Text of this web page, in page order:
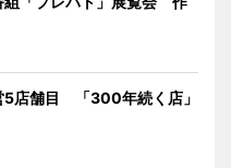
5店舗目 「300年続く店」